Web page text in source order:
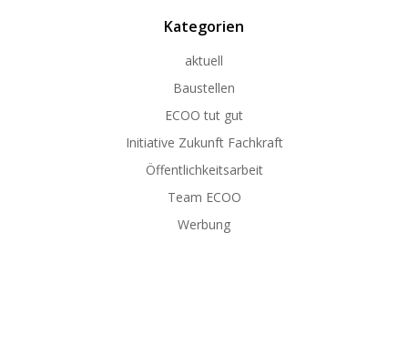
Kategorien
aktuell
Baustellen
ECOO tut gut
Initiative Zukunft Fachkraft
Öffentlichkeitsarbeit
Team ECOO
Werbung